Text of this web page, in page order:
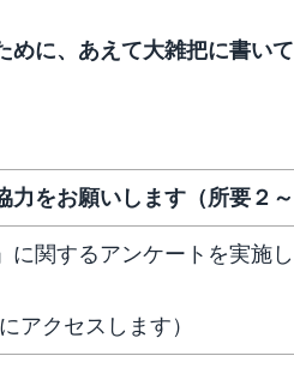
めに、あえて大雑把に書い
力をお願いします（所要２～
に関するアンケートを実施
アクセスします）